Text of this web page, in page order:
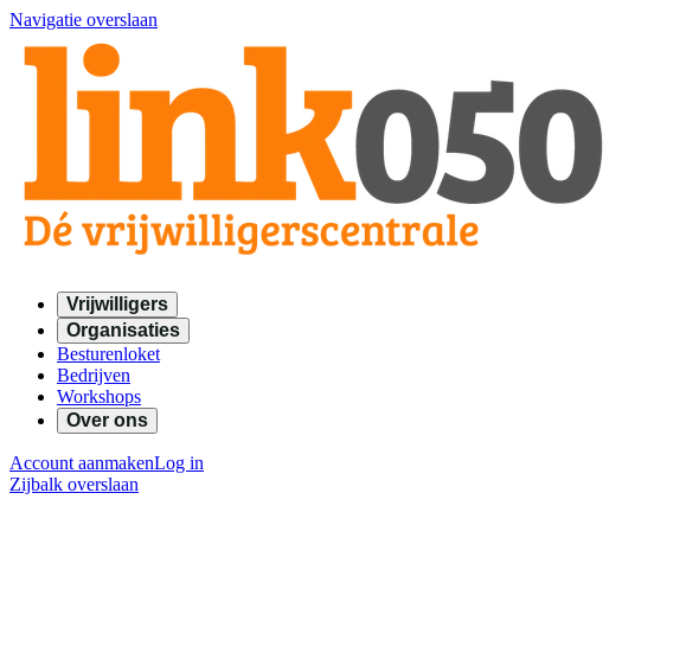
Navigatie overslaan
Vrijwilligers
Organisaties
Besturenloket
Bedrijven
Workshops
Over ons
Account aanmakenLog in
Zijbalk overslaan